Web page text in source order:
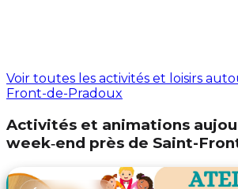
Voir toutes les activités et loisirs
Front-de-Pradoux
Activités et animations
week‑end près de Saint-